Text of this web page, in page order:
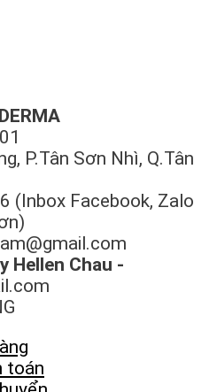
P.Tân Sơn Nhì, Q.Tân
(Inbox Facebook, Zalo
Hellen Chau -
toán